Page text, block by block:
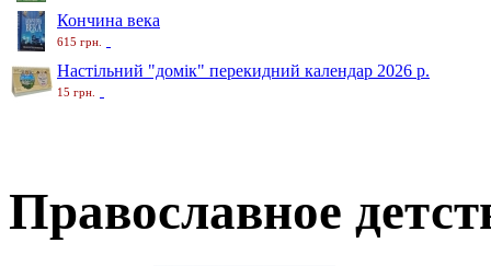
Кончина века
615 грн.
Настільний "домік" перекидний календар 2026 р.
15 грн.
Православное